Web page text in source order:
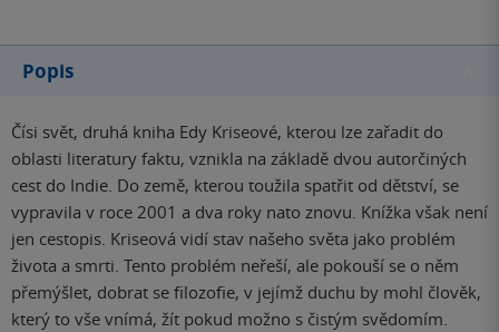
Popis
Čísi svět, druhá kniha Edy Kriseové, kterou lze zařadit do
oblasti literatury faktu, vznikla na základě dvou autorčiných
cest do Indie. Do země, kterou toužila spatřit od dětství, se
vypravila v roce 2001 a dva roky nato znovu. Knížka však není
jen cestopis. Kriseová vidí stav našeho světa jako problém
života a smrti. Tento problém neřeší, ale pokouší se o něm
přemýšlet, dobrat se filozofie, v jejímž duchu by mohl člověk,
který to vše vnímá, žít pokud možno s čistým svědomím.